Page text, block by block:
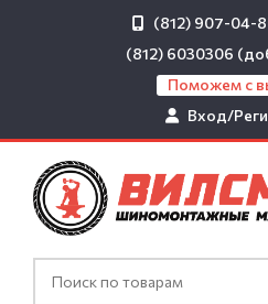
(812) 907-04-
(812) 6030306
Поможем с
Вход/